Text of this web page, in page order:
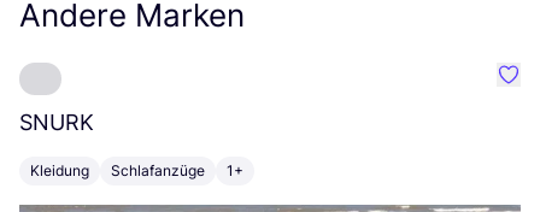
Andere Marken
SNURK
Kleidung Schlafanzüge 1+